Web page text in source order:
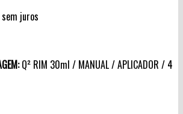
sem juros
Q² RIM 30ml / MANUAL / APLICADOR / 4